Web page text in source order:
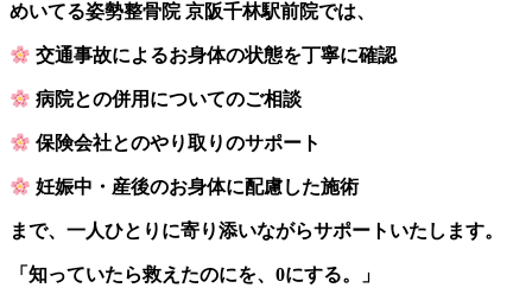
めいてる姿勢整骨院 京阪千林駅前院では、
交通事故によるお身体の状態を丁寧に確認
病院との併用についてのご相談
保険会社とのやり取りのサポート
妊娠中・産後のお身体に配慮した施術
まで、一人ひとりに寄り添いながらサポートいたします。
「知っていたら救えたのにを、0にする。」